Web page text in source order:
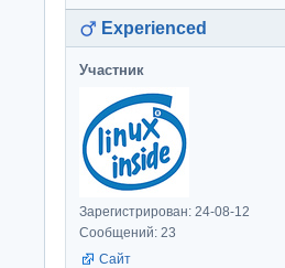
Experienced
Участник
Зарегистрирован: 24-08-12
Сообщений: 23
Сайт